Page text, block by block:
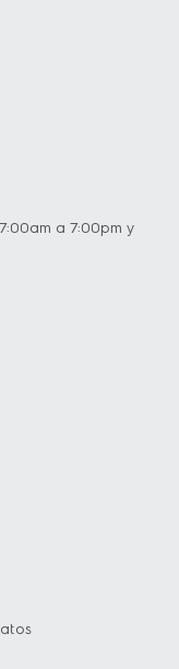
a 7:00pm y